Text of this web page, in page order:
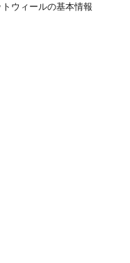
トウィールの基本情報